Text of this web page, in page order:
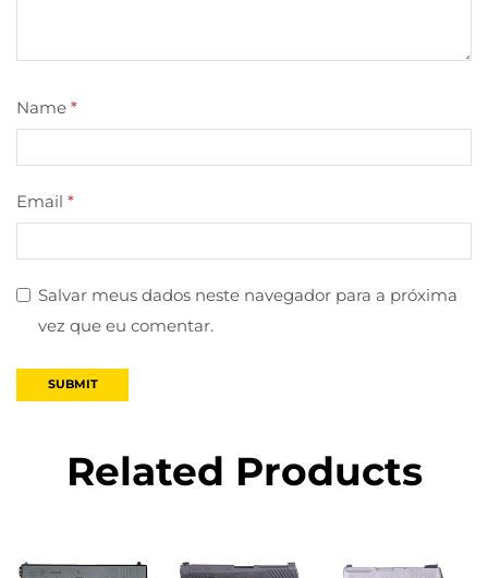
Name *
Email *
Salvar meus dados neste navegador para a próxima
vez que eu comentar.
Related Products